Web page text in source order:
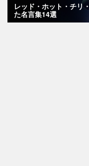
レッド・ホット・チリ
た名言集14選